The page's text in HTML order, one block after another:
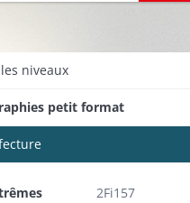
niveaux
petit format
2Fi157